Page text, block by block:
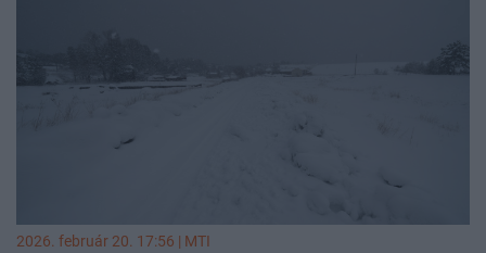
2026. február 20. 17:56 | MTI